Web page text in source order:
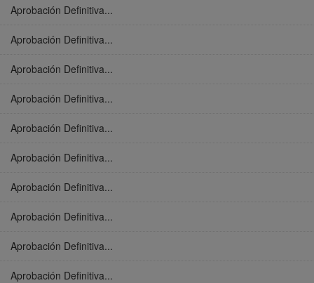
Aprobación Definitiva...
Aprobación Definitiva...
Aprobación Definitiva...
Aprobación Definitiva...
Aprobación Definitiva...
Aprobación Definitiva...
Aprobación Definitiva...
Aprobación Definitiva...
Aprobación Definitiva...
Aprobación Definitiva...